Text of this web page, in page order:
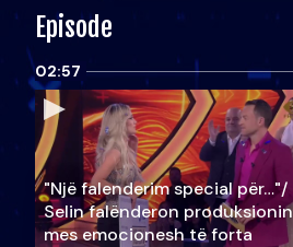
Episode
02:57
"Një falenderim special për…"/
Selin falënderon produksionin
mes emocionesh të forta